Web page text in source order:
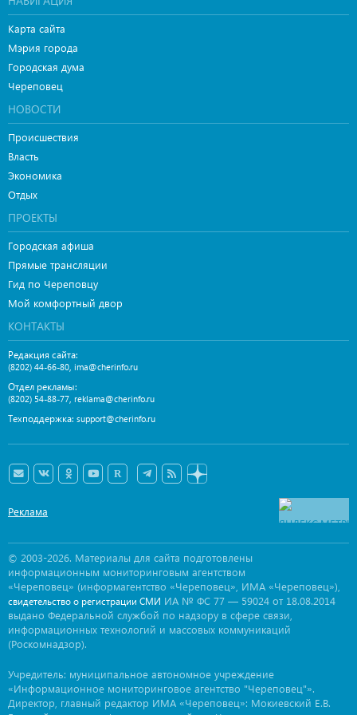
Карта сайта
Мэрия города
Городская дума
Череповец
НОВОСТИ
Происшествия
Власть
Экономика
Отдых
ПРОЕКТЫ
Городская афиша
Прямые трансляции
Гид по Череповцу
Мой комфортный двор
КОНТАКТЫ
Редакция сайта:
(8202) 44-66-80, ima@cherinfo.ru
Отдел рекламы:
(8202) 54-88-77, reklama@cherinfo.ru
Техподдержка: support@cherinfo.ru
Реклама
© 2003-2026. Материалы для сайта подготовлены
информационным мониторинговым агентством
«Череповец» (информагентство «Череповец», ИМА «Череповец»),
свидетельство о регистрации СМИ ИА № ФС 77 — 59024 от 18.08.2014
выдано Федеральной службой по надзору в сфере связи,
информационных технологий и массовых коммуникаций
(Роскомнадзор).
Учредитель: муниципальное автономное учреждение
«Информационное мониторинговое агентство "Череповец"».
Директор, главный редактор ИМА «Череповец»: Мокиевский Е.В.